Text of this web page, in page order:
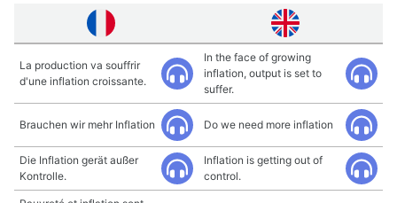
La production va souffrir
d'une inflation croissante.
In the face of growing
inflation, output is set to
suffer.
Brauchen wir mehr Inflation Do we need more inflation
Die Inflation gerät außer
Kontrolle.
Inflation is getting out of
control.